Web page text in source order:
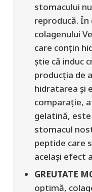
stomacului
reproducă. În
colagenului
care conțin
știe că induc
producția de
hidratarea și
comparație,
gelatină,
stomacul
peptide care
același efect
GREUTATE
optimă,